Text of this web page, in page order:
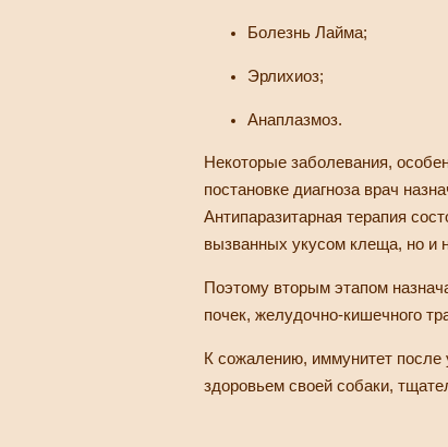
Болезнь Лайма;
Эрлихиоз;
Анаплазмоз.
Некоторые заболевания,
постановке диагноза врач
Антипаразитарная терапия
вызванных укусом клеща, но и
Поэтому вторым этапом
почек, желудочно-кишечного
К сожалению, иммунитет после
здоровьем своей собаки,